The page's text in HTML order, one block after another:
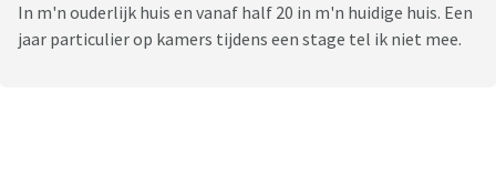
In m'n ouderlijk huis en vanaf half 20 in m'n huidige huis. Een
jaar particulier op kamers tijdens een stage tel ik niet mee.